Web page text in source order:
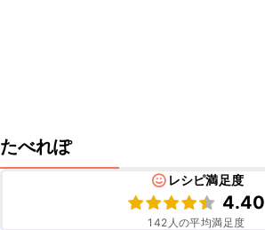
たべれぽ
レシピ満足度
4.40
142 人の平均満足度